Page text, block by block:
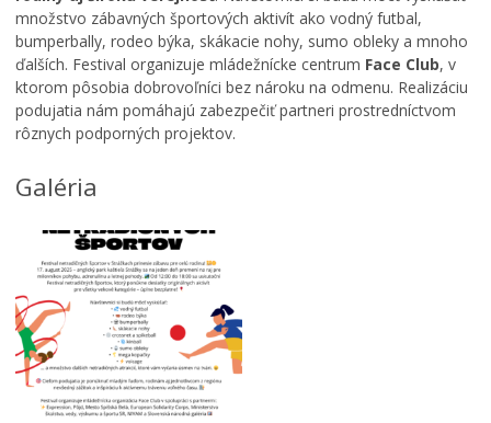
Školstvo
Stavby, prenájmy a pozemky
Zamestnanie v samospráve
Životné prostredie a odpady
množstvo zábavných športových aktivít ako vodný futbal,
bumperbally, rodeo býka, skákacie nohy, sumo obleky a mnoho
ďalších. Festival organizuje mládežnícke centrum Face Club, v
ktorom pôsobia dobrovoľníci bez nároku na odmenu. Realizáciu
podujatia nám pomáhajú zabezpečiť partneri prostredníctvom
rôznych podporných projektov.
Galéria